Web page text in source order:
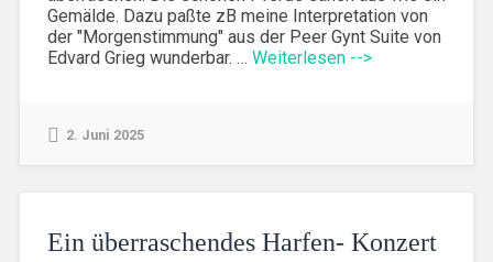
Gemälde. Dazu paßte zB meine Interpretation von
der "Morgenstimmung" aus der Peer Gynt Suite von
Edvard Grieg wunderbar. … Weiterlesen -->
2. Juni 2025
Ein überraschendes Harfen- Konzert